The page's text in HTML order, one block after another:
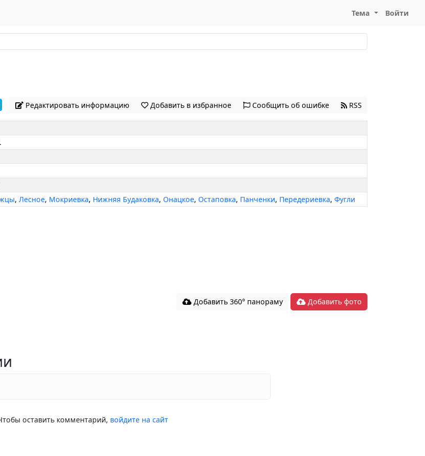
Тема Войти
Редактировать информацию Добавить в избранное Сообщить об ошибке RSS
,Лесное, Мокриевка, Нижняя Будаковка,Онацкое,Остаповка, Панченки, Передериевка,Фугли
Добавить 360° панораму Добавить фото
оставить комментарий, войдите на сайт